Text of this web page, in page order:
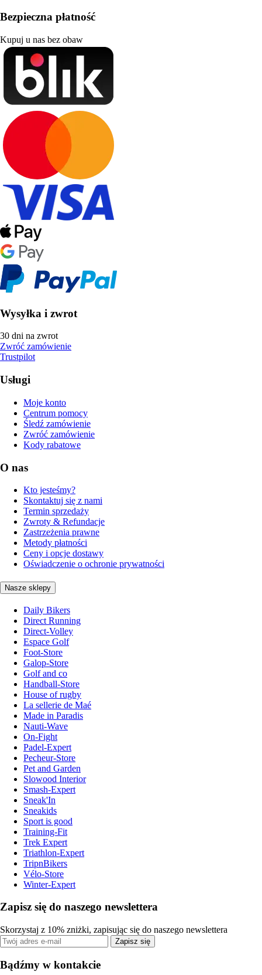
Bezpieczna płatność
Kupuj u nas bez obaw
Wysyłka i zwrot
30 dni na zwrot
Zwróć zamówienie
Trustpilot
Usługi
Moje konto
Centrum pomocy
Śledź zamówienie
Zwróć zamówienie
Kody rabatowe
O nas
Kto jesteśmy?
Skontaktuj się z nami
Termin sprzedaży
Zwroty & Refundacje
Zastrzeżenia prawne
Metody płatności
Ceny i opcje dostawy
Oświadczenie o ochronie prywatności
Nasze sklepy
Daily Bikers
Direct Running
Direct-Volley
Espace Golf
Foot-Store
Galop-Store
Golf and co
Handball-Store
House of rugby
La sellerie de Maé
Made in Paradis
Nauti-Wave
On-Fight
Padel-Expert
Pecheur-Store
Pet and Garden
Slowood Interior
Smash-Expert
Sneak'In
Sneakids
Sport is good
Training-Fit
Trek Expert
Triathlon-Expert
TripnBikers
Vélo-Store
Winter-Expert
Zapisz się do naszego newslettera
Skorzystaj z 10% zniżki, zapisując się do naszego newslettera
Zapisz się
Bądźmy w kontakcie